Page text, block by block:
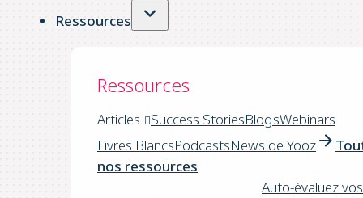
Ressources
Ressources
Articles Success StoriesBlogsWebinars
Livres BlancsPodcastsNews de Yooz
nos ressources
Auto-évaluez vos